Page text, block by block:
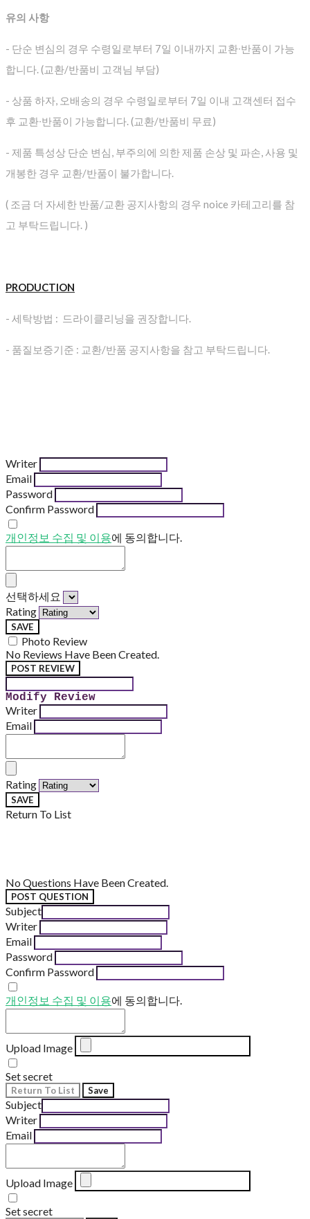
유의 사항
- 단순 변심의 경우 수령일로부터 7일 이내까지 교환∙반품이 가능
합니다. (교환/반품비 고객님 부담)
- 상품 하자, 오배송의 경우 수령일로부터 7일 이내 고객센터 접수
후 교환∙반품이 가능합니다. (교환/반품비 무료)
- 제품 특성상 단순 변심, 부주의에 의한 제품 손상 및 파손, 사용 및
개봉한 경우 교환/반품이 불가합니다.
( 조금 더 자세한 반품/교환 공지사항의 경우 noice 카테고리를 참
고 부탁드립니다. )
PRODUCTION
- 세탁방법 : 드라이클리닝을 권장합니다.
- 품질보증기준 : 교환/반품 공지사항을 참고 부탁드립니다.
Writer
Email
Password
Confirm Password
개인정보 수집 및 이용에 동의합니다.
선택하세요
Rating
SAVE
Photo Review
No Reviews Have Been Created.
POST REVIEW
Modify Review
Writer
Email
Rating
SAVE
Return To List
No Questions Have Been Created.
POST QUESTION
Subject
Writer
Email
Password
Confirm Password
개인정보 수집 및 이용에 동의합니다.
Upload Image
Set secret
Return To List Save
Subject
Writer
Email
Upload Image
Set secret